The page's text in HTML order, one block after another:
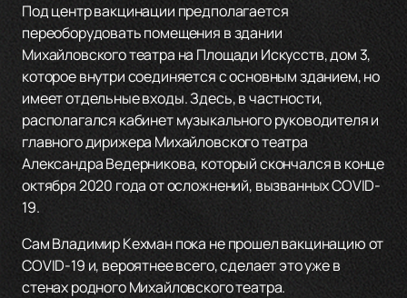
Под центр вакцинации предполагается
переоборудовать помещения в здании
Михайловского театра на Площади Искусств, дом 3,
которое внутри соединяется с основным зданием, но
имеет отдельные входы. Здесь, в частности,
располагался кабинет музыкального руководителя и
главного дирижера Михайловского театра
Александра Ведерникова, который скончался в конце
октября 2020 года от осложнений, вызванных COVID-
19.
Сам Владимир Кехман пока не прошел вакцинацию от
COVID-19 и, вероятнее всего, сделает это уже в
стенах родного Михайловского театра.